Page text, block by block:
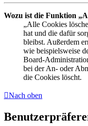
Wozu ist die Funktion
„Alle Cookies
hat und die dafür
bleibst. Außerdem
wie beispielsweise
Board-
bei der An- oder
die Cookies löscht.
Nach oben